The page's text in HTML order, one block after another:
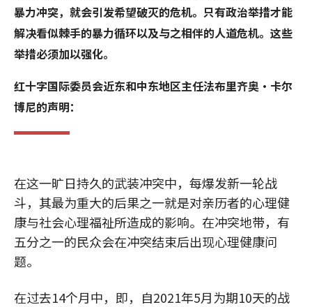
暴力冲突，就会引发希望破灭的危机。只有政治举措才能
解决看似棘手的暴力循环以及与之相伴的人道危机。这些
举措必须加以强化。
红十字国际委员会近东和中东地区主任法布里齐奥·卡尔
博尼的声明：
在这一旷日持久的武装冲突中，每爆发新一轮战
斗，其最为重大的后果之一就是对亲历者的心理健
康与社会心理福祉所造成的影响。在冲突地带，有
五分之一的民众会在冲突结束后出现心理健康问
题。
在过去14个月中，即，自2021年5月为期10天的战